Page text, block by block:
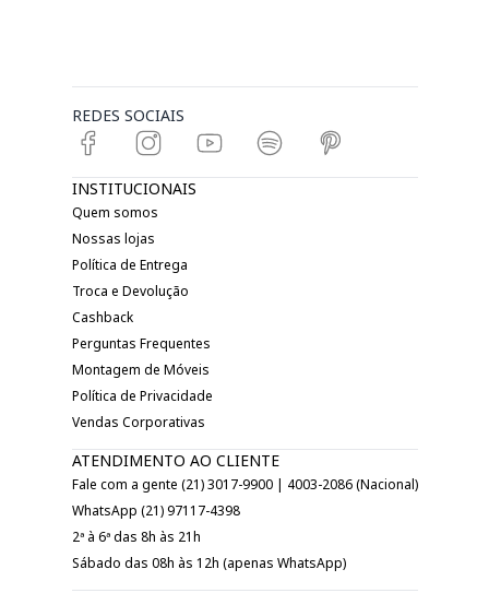
REDES SOCIAIS
INSTITUCIONAIS
Quem somos
Nossas lojas
Política de Entrega
Troca e Devolução
Cashback
Perguntas Frequentes
Montagem de Móveis
Política de Privacidade
Vendas Corporativas
ATENDIMENTO AO CLIENTE
Fale com a gente (21) 3017-9900 | 4003-2086 (Nacional)
WhatsApp (21) 97117-4398
2ª à 6ª das 8h às 21h
Sábado das 08h às 12h (apenas WhatsApp)